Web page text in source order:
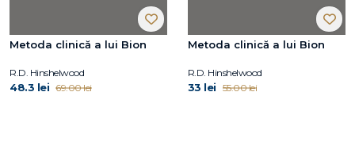
Metoda clinică a lui Bion
R.D. Hinshelwood
48.3 lei 69.00 lei
Metoda clinică a lui Bion
R.D. Hinshelwood
33 lei 55.00 lei